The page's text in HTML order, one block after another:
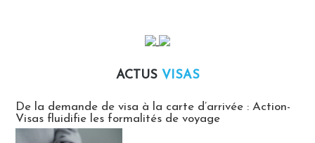
ACTUS VISAS
De la demande de visa à la carte d’arrivée : Action-
Visas fluidifie les formalités de voyage